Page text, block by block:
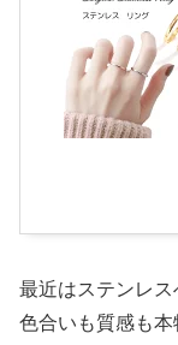
最近はステンレス
色合いも質感も本